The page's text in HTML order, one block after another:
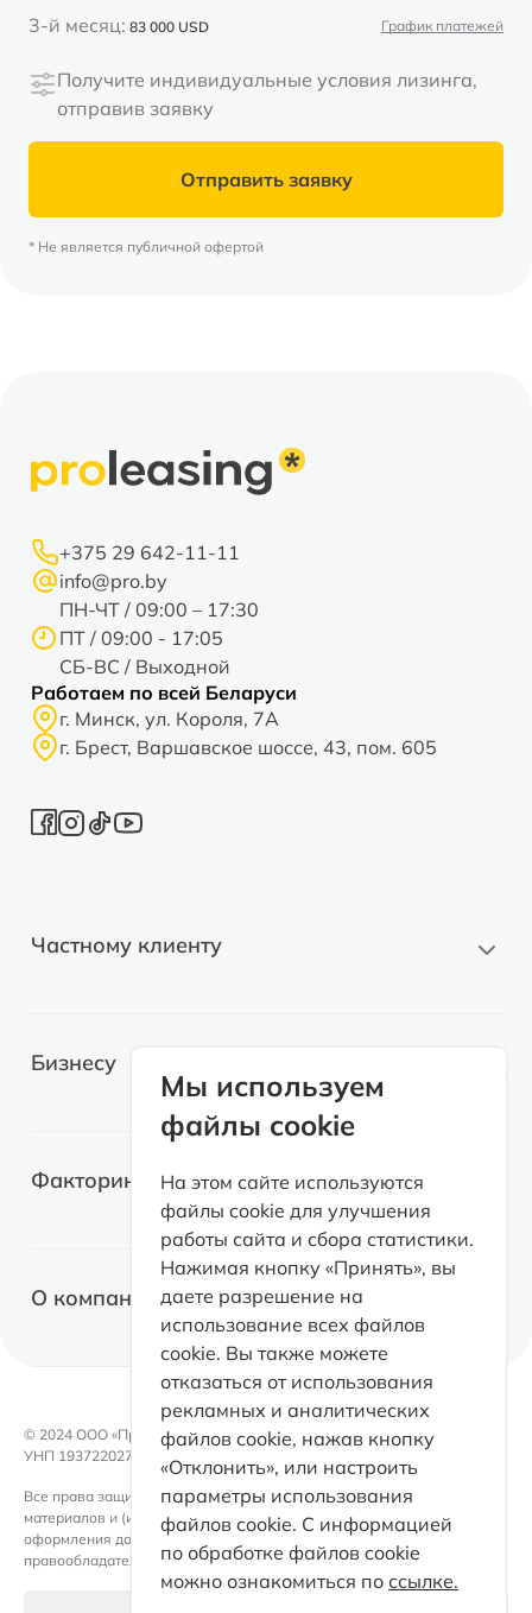
3-й месяц: 83 000 USD График платежей
Получите индивидуальные условия лизинга,
отправив заявку
Отправить заявку
* Не является публичной офертой
+375 29 642-11-11
info@pro.by
ПН-ЧТ / 09:00 – 17:30
ПТ / 09:00 - 17:05
СБ-ВС / Выходной
Работаем по всей Беларуси
г. Минск, ул. Короля, 7А
г. Брест, Варшавское шоссе, 43, пом. 605
Частному клиенту
Автомобили с пробегом
Электромобили
Лизинг для самозанятых
Возвратный лизинг
Бизнесу
Легковые автомобили
Грузовые автомобили
Оборудование
Коммерческая недвижимость
Электромобили
Возвратный лизинг
Факторинг
Факторинг с правом регресса
Факторинг без права регресса
Факторинг для поставщиков
Документы
Раскрытие информации
Кейсы факторинга
О компании
Контакты
Партнеры
ПроЛизинг. Блог
© 2024 OOO «ПроЛизинг».
УНП 193722027
Все права защищены. Любое использование либо копирование
материалов и (или) подборки материалов сайта, элементов дизайна и
оформления допускается лишь с письменного разрешения
правообладателя и только со ссылкой на источник.
Мы используем
файлы cookie
На этом сайте используются
файлы cookie для улучшения
работы сайта и сбора статистики.
Нажимая кнопку «Принять», вы
даете разрешение на
использование всех файлов
cookie. Вы также можете
отказаться от использования
рекламных и аналитических
файлов cookie, нажав кнопку
«Отклонить», или настроить
параметры использования
файлов cookie. С информацией
по обработке файлов cookie
можно ознакомиться поссылке.